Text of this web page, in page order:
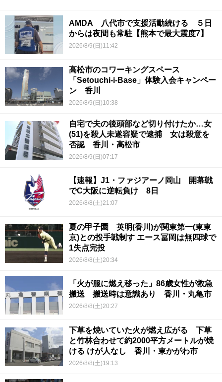
AMDA 八代市で支援活動続ける ５日
からは夜間も常駐【熊本で最大震度7】
2026/8/9(日)11:42
高松市のコワーキングスペース
「Setouchi-i-Base」体験入会キャンペー
ン 香川
2026/8/9(日)10:38
自宅で夫の後頭部など切り付けたか…女
(51)を殺人未遂容疑で逮捕 女は殺意を
否認 香川・高松市
2026/8/9(日)07:17
【速報】J1・ファジアーノ岡山 開幕戦
でC大阪に逆転負け 8日
2026/8/8(土)21:07
夏の甲子園 英明(香川)が関東第一(東東
京)との投手戦制す エース冨岡は無四球で
1失点完投
2026/8/8(土)20:34
「火が服に燃え移った」86歳女性が救急
搬送 搬送時は意識あり 香川・丸亀市
2026/8/8(土)20:27
下草を焼いていた火が燃え広がる 下草
と竹林合わせて約2000平方メートルが焼
ける けが人なし 香川・東かがわ市
2026/8/8(土)19:13